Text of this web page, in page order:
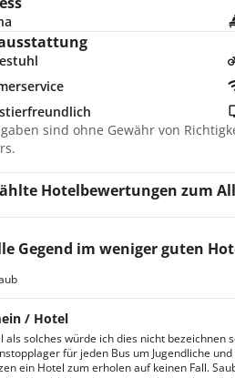
sind ohne Gewähr von
Hotelbewertungen zum
Gegend im weniger guten
/ Hotel
als solches würde ich dies nicht bezeichnen
für jeden Bus um Jugendliche
ein Hotel zum erholen auf keinen Fall.